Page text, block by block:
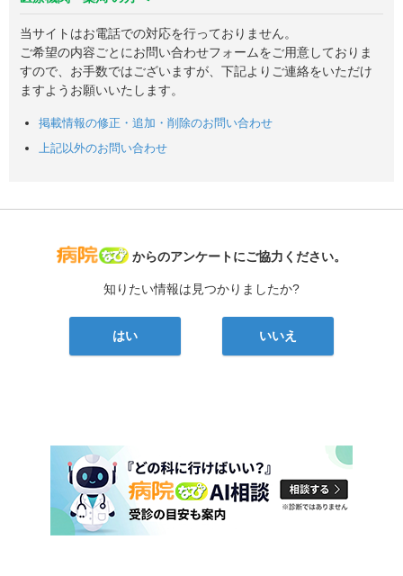
当サイトはお電話での対応を行っておりません。
ご希望の内容ごとにお問い合わせフォームをご用意しておりま
すので、お手数ではございますが、下記よりご連絡をいただけ
ますようお願いいたします。
掲載情報の修正・追加・削除のお問い合わせ
上記以外のお問い合わせ
病院なび
からのアンケートにご協力ください。
知りたい情報は見つかりましたか?
はい いいえ